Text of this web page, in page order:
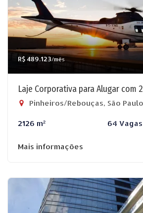
R$ 489.123/mês
Laje Corporativa para Alugar com
Pinheiros/Rebouças, São
2126 m² 64 Vagas
Mais informações